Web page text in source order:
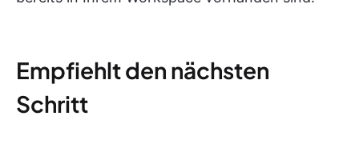
Empfiehlt den nächsten
Schritt